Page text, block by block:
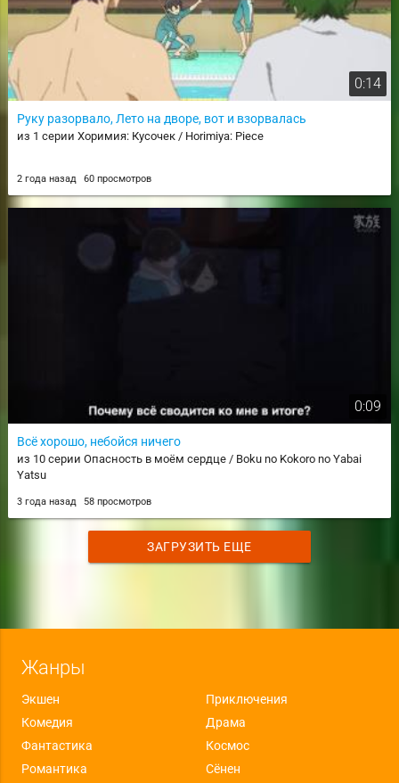
0:14
Руку разорвало, Лето на дворе, вот и взорвалась
из 1 серии Хоримия: Кусочек / Horimiya: Piece
2 года назад 60 просмотров
0:09
Всё хорошо, небойся ничего
из 10 серии Опасность в моём сердце / Boku no Kokoro no Yabai
Yatsu
3 года назад 58 просмотров
ЗАГРУЗИТЬ ЕЩЕ
Жанры
Экшен
Приключения
Комедия
Драма
Фантастика
Космос
Романтика
Сёнен